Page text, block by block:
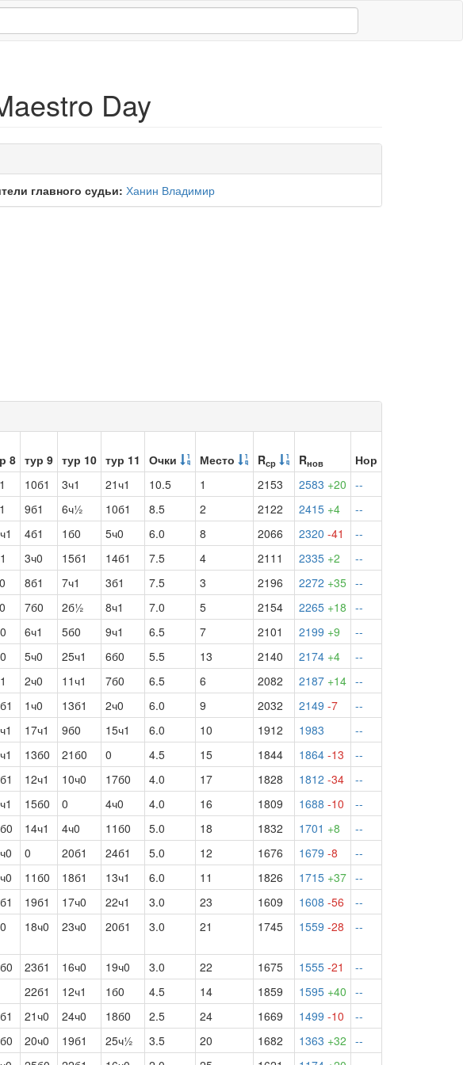
Day
главного судьи: Ханин Владимир
8 тур 9 тур 10 тур 11 Очки Место Rср Rнов
Нор
10б1 3ч1 21ч1 10.5 1 2153 2583 +20 --
9б1 6ч½ 10б1 8.5 2 2122 2415 +4
--
4б1 1б0 5ч0 6.0 8 2066 2320 -41
--
3ч0 15б1 14б1 7.5 4 2111 2335 +2
--
8б1 7ч1 3б1 7.5 3 2196 2272 +35 --
7б0 2б½ 8ч1 7.0 5 2154 2265 +18 --
6ч1 5б0 9ч1 6.5 7 2101 2199 +9
--
5ч0 25ч1 6б0 5.5 13 2140 2174 +4
--
2ч0 11ч1 7б0 6.5 6 2082 2187 +14 --
1ч0 13б1 2ч0 6.0 9 2032 2149 -7
--
17ч1 9б0 15ч1 6.0 10 1912 1983
--
13б0 21б0 0 4.5 15 1844 1864 -13
--
12ч1 10ч0 17б0 4.0 17 1828 1812 -34
--
15б0 0 4ч0 4.0 16 1809 1688 -10
--
14ч1 4ч0 11б0 5.0 18 1832 1701 +8
--
0 20б1 24б1 5.0 12 1676 1679 -8
--
11б0 18б1 13ч1 6.0 11 1826 1715 +37 --
19б1 17ч0 22ч1 3.0 23 1609 1608 -56
--
18ч0 23ч0 20б1 3.0 21 1745 1559 -28 --
23б1 16ч0 19ч0 3.0 22 1675 1555 -21
--
22б1 12ч1 1б0 4.5 14 1859 1595 +40 --
21ч0 24ч0 18б0 2.5 24 1669 1499 -10
--
20ч0 19б1 25ч½ 3.5 20 1682 1363 +32 --